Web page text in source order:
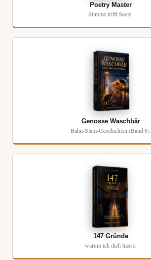
Poetry Master
Stimme trifft Seele.
Genosse Waschbär
Bahn-Slam-Geschichten (Band 8).
147 Gründe
warum ich dich hasse.